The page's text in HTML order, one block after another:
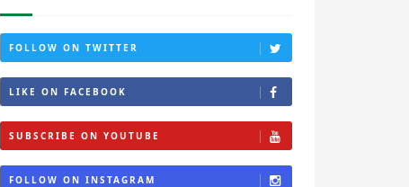
FOLLOW ON TWITTER
LIKE ON FACEBOOK
SUBSCRIBE ON YOUTUBE
FOLLOW ON INSTAGRAM